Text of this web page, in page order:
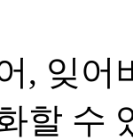
, 잊
할 수